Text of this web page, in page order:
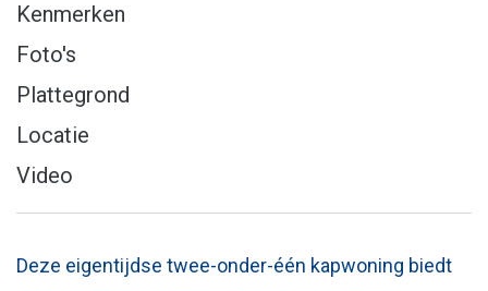
Kenmerken
Foto's
Plattegrond
Locatie
Video
Deze eigentijdse twee-onder-één kapwoning biedt